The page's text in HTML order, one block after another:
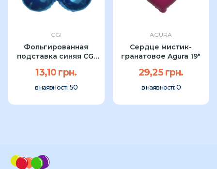
CGI
Фольгированная
подставка синяя CGI
13,10 грн.
в наявності: 50
AGURA
Сердце мистик-
гранатовое Agura 19"
29,25 грн.
в наявності: 0